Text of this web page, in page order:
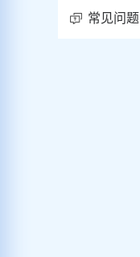
常见问题